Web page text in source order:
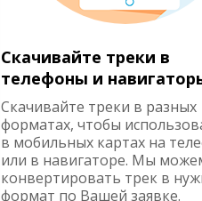
Скачивайте треки в
телефоны и
Скачивайте треки в разных
форматах, чтобы
в мобильных картах на
или в навигаторе. Мы
конвертировать трек в
формат по Вашей заявке.